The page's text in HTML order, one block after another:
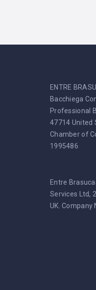
ENTRE
Bacchiega
Professional
47714 United
Chamber of
1995486
Entre
Services Ltd,
UK. Company